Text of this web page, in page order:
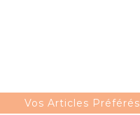
Vos Articles Préférés